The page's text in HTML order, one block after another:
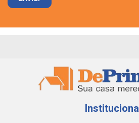
Institucional